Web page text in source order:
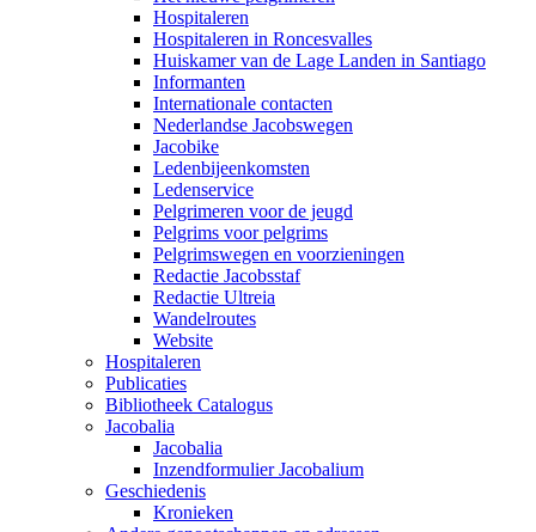
Hospitaleren
Hospitaleren in Roncesvalles
Huiskamer van de Lage Landen in Santiago
Informanten
Internationale contacten
Nederlandse Jacobswegen
Jacobike
Ledenbijeenkomsten
Ledenservice
Pelgrimeren voor de jeugd
Pelgrims voor pelgrims
Pelgrimswegen en voorzieningen
Redactie Jacobsstaf
Redactie Ultreia
Wandelroutes
Website
Hospitaleren
Publicaties
Bibliotheek Catalogus
Jacobalia
Jacobalia
Inzendformulier Jacobalium
Geschiedenis
Kronieken